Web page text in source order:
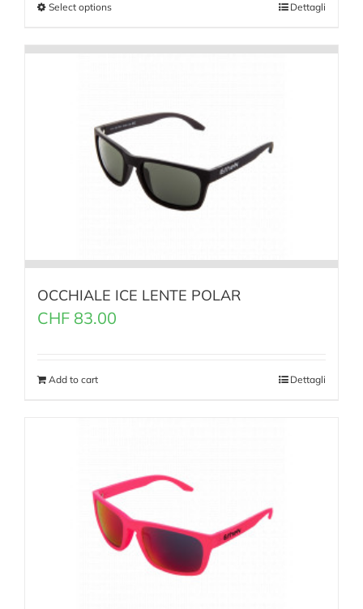
Select options Dettagli
OCCHIALE ICE LENTE POLAR
CHF 83.00
Add to cart Dettagli